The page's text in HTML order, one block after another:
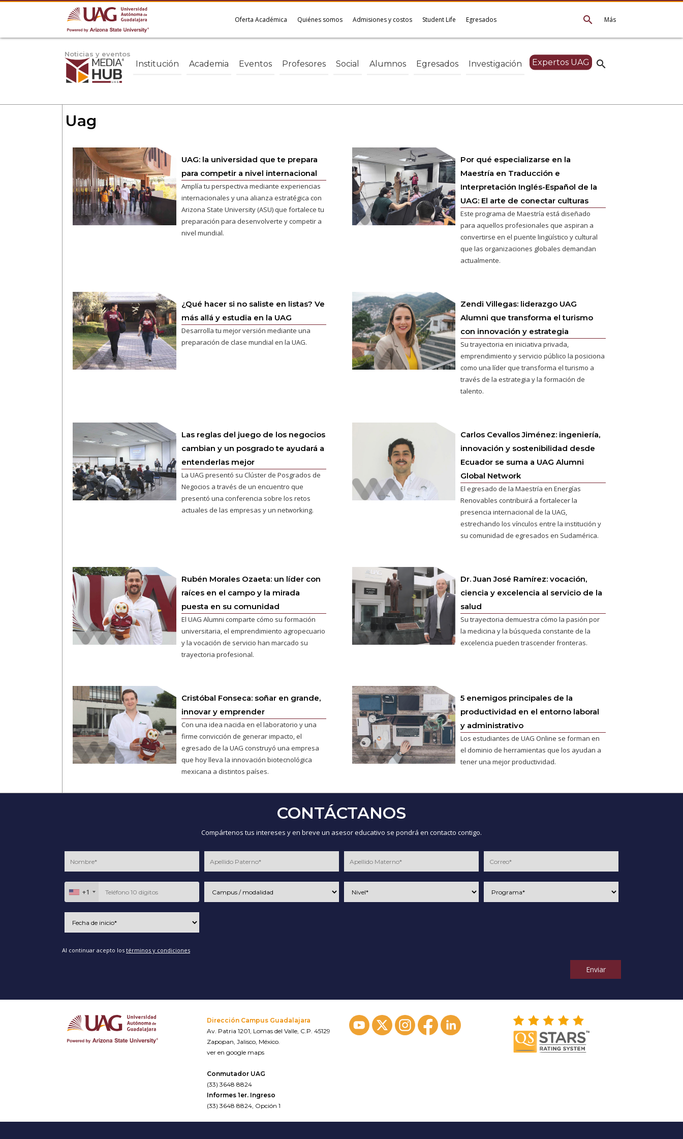
Más
search
Oferta Académica Quiénes somos Admisiones y costos Student Life Egresados
Noticias y eventos
search
Institución Academia Eventos Profesores Social Alumnos Egresados Investigación Expertos UAG
Uag
UAG: la universidad que te prepara
para competir a nivel internacional
Amplía tu perspectiva mediante experiencias
internacionales y una alianza estratégica con
Arizona State University (ASU) que fortalece tu
preparación para desenvolverte y competir a
nivel mundial.
Por qué especializarse en la
Maestría en Traducción e
Interpretación Inglés-Español de la
UAG: El arte de conectar culturas
Este programa de Maestría está diseñado
para aquellos profesionales que aspiran a
convertirse en el puente lingüístico y cultural
que las organizaciones globales demandan
actualmente.
¿Qué hacer si no saliste en listas? Ve
más allá y estudia en la UAG
Desarrolla tu mejor versión mediante una
preparación de clase mundial en la UAG.
Zendi Villegas: liderazgo UAG
Alumni que transforma el turismo
con innovación y estrategia
Su trayectoria en iniciativa privada,
emprendimiento y servicio público la posiciona
como una líder que transforma el turismo a
través de la estrategia y la formación de
talento.
Las reglas del juego de los negocios
cambian y un posgrado te ayudará a
entenderlas mejor
La UAG presentó su Clúster de Posgrados de
Negocios a través de un encuentro que
presentó una conferencia sobre los retos
actuales de las empresas y un networking.
Carlos Cevallos Jiménez: ingeniería,
innovación y sostenibilidad desde
Ecuador se suma a UAG Alumni
Global Network
El egresado de la Maestría en Energías
Renovables contribuirá a fortalecer la
presencia internacional de la UAG,
estrechando los vínculos entre la institución y
su comunidad de egresados en Sudamérica.
Rubén Morales Ozaeta: un líder con
raíces en el campo y la mirada
puesta en su comunidad
El UAG Alumni comparte cómo su formación
universitaria, el emprendimiento agropecuario
y la vocación de servicio han marcado su
trayectoria profesional.
Dr. Juan José Ramírez: vocación,
ciencia y excelencia al servicio de la
salud
Su trayectoria demuestra cómo la pasión por
la medicina y la búsqueda constante de la
excelencia pueden trascender fronteras.
Cristóbal Fonseca: soñar en grande,
innovar y emprender
Con una idea nacida en el laboratorio y una
firme convicción de generar impacto, el
egresado de la UAG construyó una empresa
que hoy lleva la innovación biotecnológica
mexicana a distintos países.
5 enemigos principales de la
productividad en el entorno laboral
y administrativo
Los estudiantes de UAG Online se forman en
el dominio de herramientas que los ayudan a
tener una mejor productividad.
CONTÁCTANOS
Compártenos tus intereses y en breve un asesor educativo se pondrá en contacto contigo.
+1
Al continuar acepto los términos y condiciones
Enviar
Dirección Campus Guadalajara
Av. Patria 1201, Lomas del Valle, C.P. 45129
Zapopan, Jalisco, México.
ver en google maps
Conmutador UAG
(33) 3648 8824
Informes 1er. Ingreso
(33) 3648 8824, Opción 1